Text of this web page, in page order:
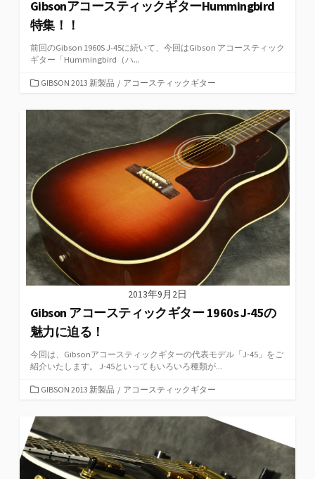
GibsonアコースティックギターHummingbird
特集！！
前回のGibson 1960S J-45に続いて、今回はGibson アコースティック
ギター「Hummingbird（ハ...
カ
ゴ
GIBSON 2013 新製品 / アコースティックギター
2013年9月2日
Gibson アコースティックギター 1960s J-45の
魅力に迫る！
今回は、Gibsonアコースティックギターの代表モデル「J-45」をご
紹介いたします。 J-45といってもいろいろ種類が...
カ
ゴ
リ
ー
GIBSON 2013 新製品 / アコースティックギター